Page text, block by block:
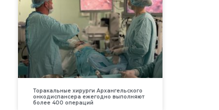
Торакальные хирурги Архангельского
онкодиспансера ежегодно выполняют
более 400 операций